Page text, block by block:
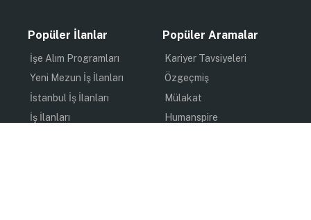
Popüler İlanlar
İşe Alım Programları
Yeni Mezun İş İlanları
İstanbul İş İlanları
İş İlanları
Popüler Aramalar
Kariyer Tavsiyeleri
Özgeçmiş
Mülakat
Humanspire